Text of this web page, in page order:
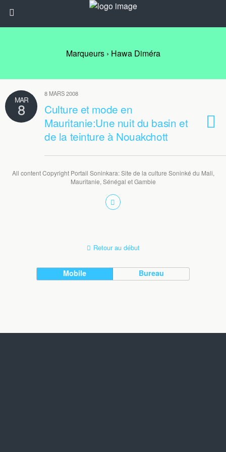
Marqueurs › Hawa Diméra
MAR
8
8 MARS 2008
Culture et mode en
Mauritanie:Une nuit du basin et
de la teinture à Nouakchott
All content Copyright Portail Soninkara: Site de la culture Soninké du Mali,
Mauritanie, Sénégal et Gambie
Retour au début
Mobile Bureau